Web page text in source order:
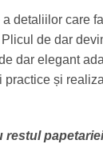
a detaliilor care
de dar
dar elegant
practice și
restul